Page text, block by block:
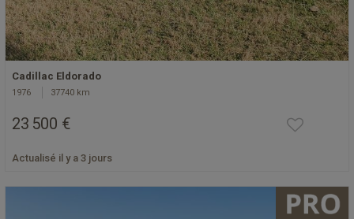
Cadillac Eldorado
1976 37740 km
23 500 €
Actualisé il y a 3 jours